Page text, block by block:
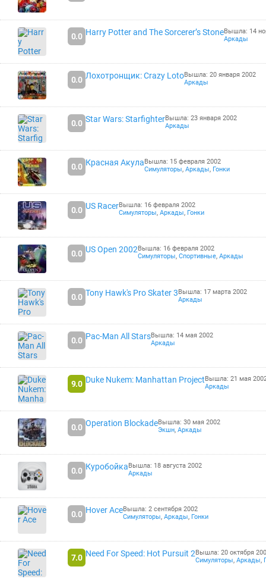
0.0 Harry Potter and The Sorcerer’s StoneВышла: 14
Аркады
0.0 Лохотронщик: Crazy LotoВышла: 20 января 2002
Аркады
0.0 Star Wars: StarfighterВышла: 23 января 2002
Аркады
0.0 Красная АкулаВышла: 15 февраля 2002
Симуляторы, Аркады, Гонки
0.0 US RacerВышла: 16 февраля 2002
Симуляторы, Аркады, Гонки
0.0 US Open 2002Вышла: 16 февраля 2002
Симуляторы, Спортивные, Аркады
0.0 Tony Hawk's Pro Skater 3Вышла: 17 марта 2002
Аркады
0.0 Pac-Man All StarsВышла: 14 мая 2002
Аркады
9.0 Duke Nukem: Manhattan ProjectВышла: 21 мая
Аркады
0.0 Operation BlockadeВышла: 30 мая 2002
Экшн, Аркады
0.0 КуробойкаВышла: 18 августа 2002
Аркады
0.0 Hover AceВышла: 2 сентября 2002
Симуляторы, Аркады, Гонки
7.0 Need For Speed: Hot Pursuit 2Вышла: 20 октября
Симуляторы, Аркады,